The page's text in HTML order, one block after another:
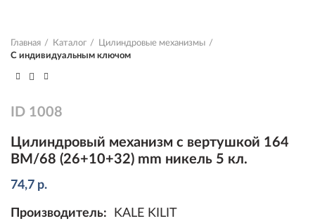
Главная Каталог
Цилиндровые механизмы
С индивидуальным ключом
ID 1008
Цилиндровый механизм с вертушкой 164
BM/68 (26+10+32) mm никель 5 кл.
74,7 р.
Производитель: KALE KILIT